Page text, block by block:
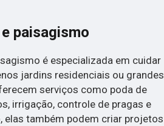
paisagismo
é especializada em cuidar
jardins residenciais ou grandes
serviços como poda de
irrigação, controle de pragas e
elas também podem criar projetos